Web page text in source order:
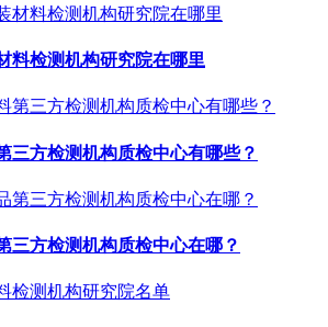
料检测机构研究院在哪里
三方检测机构质检中心有哪些？
三方检测机构质检中心在哪？